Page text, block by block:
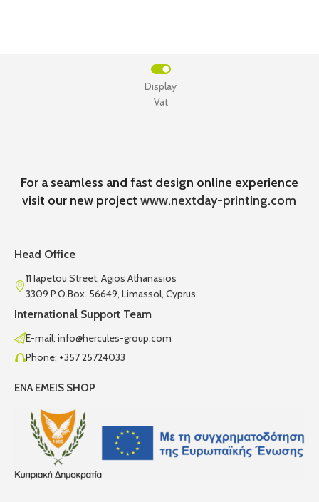
Vat
Display
For a seamless and fast design online experience
visit our new projectwww.nextday-printing.com
Head Office
11 Iapetou Street, Agios Athanasios
3309 P.O.Box. 56649, Limassol, Cyprus
International Support Team
E-mail: info@hercules-group.com
Phone: +357 25724033
ENA EMEIS SHOP